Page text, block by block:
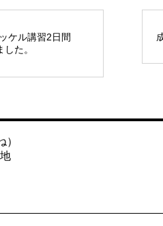
ケル講習2日間
た。